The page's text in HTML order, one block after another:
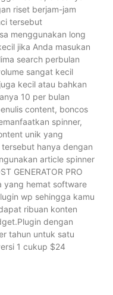
riset berjam-jam
tersebut
menggunakan long
jika Anda masukan
search perbulan
sangat kecil
kecil atau bahkan
10 per bulan
content, boncos
spinner,
unik yang
hanya dengan
article spinner
GENERATOR PRO
yang hemat software
wp sehingga kamu
ribuan konten
dengan
tahun untuk satu
1 cukup $24